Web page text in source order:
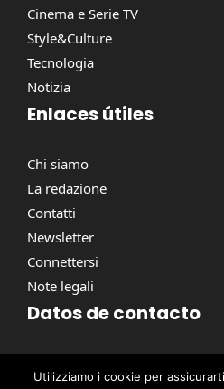
Cinema e Serie TV
Style&Culture
Tecnologia
Notizia
Enlaces útiles
Chi siamo
La redazione
Contatti
Newsletter
Connettersi
Note legali
Datos de contacto
contact@pausacaffe.net
Utilizziamo i cookie per